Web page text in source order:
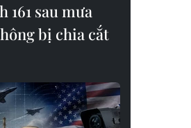
161 sau mưa
bị chia cắt